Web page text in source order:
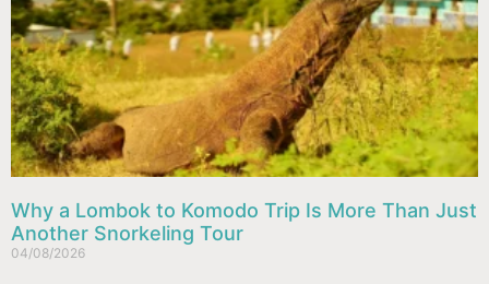
Why a Lombok to Komodo Trip Is More Than Just
Another Snorkeling Tour
04/08/2026